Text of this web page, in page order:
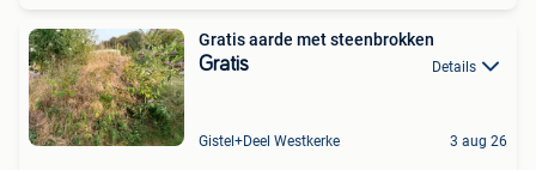
Gratis aarde met steenbrokken
Gratis Details
Gistel+Deel Westkerke 3 aug 26